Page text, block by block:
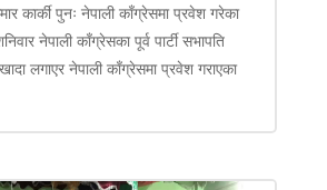
कार्की पुनः नेपाली काँग्रेसमा प्रवेश गरेका
नेपाली काँग्रेसका पूर्व पार्टी सभापति
लगाएर नेपाली काँग्रेसमा प्रवेश गराएका